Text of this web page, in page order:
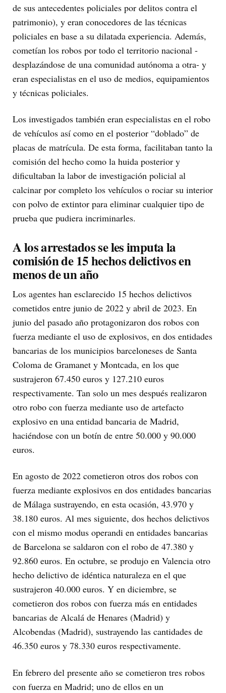
de sus antecedentes policiales por delitos contra el
patrimonio), y eran conocedores de las técnicas
policiales en base a su dilatada experiencia. Además,
cometían los robos por todo el territorio nacional -
desplazándose de una comunidad autónoma a otra- y
eran especialistas en el uso de medios, equipamientos
y técnicas policiales.
Los investigados también eran especialistas en el robo
de vehículos así como en el posterior “doblado” de
placas de matrícula. De esta forma, facilitaban tanto la
comisión del hecho como la huida posterior y
dificultaban la labor de investigación policial al
calcinar por completo los vehículos o rociar su interior
con polvo de extintor para eliminar cualquier tipo de
prueba que pudiera incriminarles.
A los arrestados se les imputa la
comisión de 15 hechos delictivos en
menos de un año
Los agentes han esclarecido 15 hechos delictivos
cometidos entre junio de 2022 y abril de 2023. En
junio del pasado año protagonizaron dos robos con
fuerza mediante el uso de explosivos, en dos entidades
bancarias de los municipios barceloneses de Santa
Coloma de Gramanet y Montcada, en los que
sustrajeron 67.450 euros y 127.210 euros
respectivamente. Tan solo un mes después realizaron
otro robo con fuerza mediante uso de artefacto
explosivo en una entidad bancaria de Madrid,
haciéndose con un botín de entre 50.000 y 90.000
euros.
En agosto de 2022 cometieron otros dos robos con
fuerza mediante explosivos en dos entidades bancarias
de Málaga sustrayendo, en esta ocasión, 43.970 y
38.180 euros. Al mes siguiente, dos hechos delictivos
con el mismo modus operandi en entidades bancarias
de Barcelona se saldaron con el robo de 47.380 y
92.860 euros. En octubre, se produjo en Valencia otro
hecho delictivo de idéntica naturaleza en el que
sustrajeron 40.000 euros. Y en diciembre, se
cometieron dos robos con fuerza más en entidades
bancarias de Alcalá de Henares (Madrid) y
Alcobendas (Madrid), sustrayendo las cantidades de
46.350 euros y 78.330 euros respectivamente.
En febrero del presente año se cometieron tres robos
con fuerza en Madrid; uno de ellos en un